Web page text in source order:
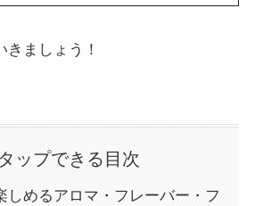
ましょう！
タップできる目次
しめるアロマ・フレーバー・フ